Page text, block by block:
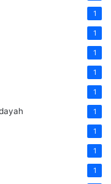
1
1
1
1
1
1
1
1
1